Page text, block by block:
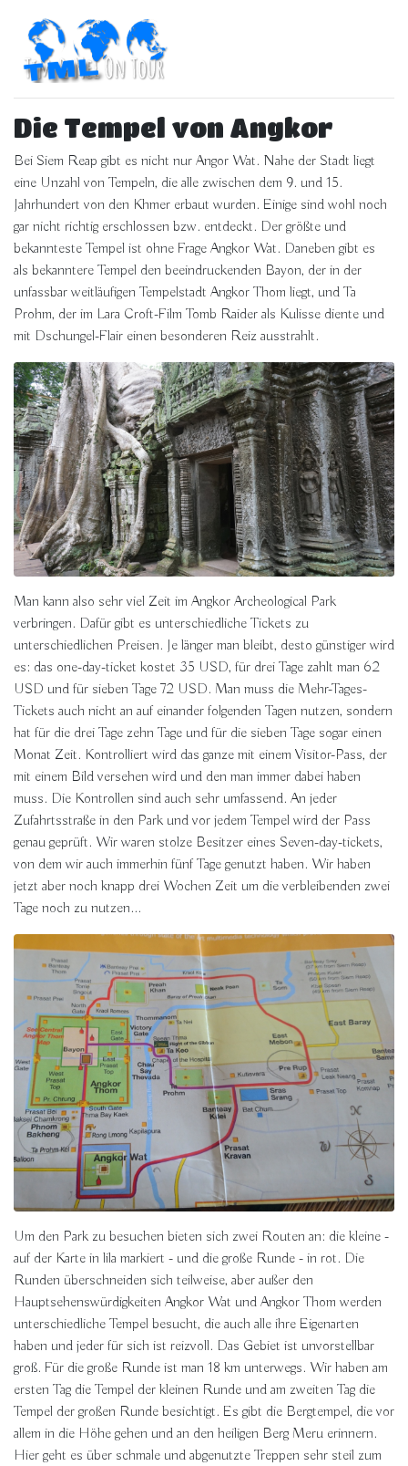
Die Tempel von Angkor
Bei Siem Reap gibt es nicht nur Angor Wat. Nahe der Stadt liegt
eine Unzahl von Tempeln, die alle zwischen dem 9. und 15.
Jahrhundert von den Khmer erbaut wurden. Einige sind wohl noch
gar nicht richtig erschlossen bzw. entdeckt. Der größte und
bekannteste Tempel ist ohne Frage Angkor Wat. Daneben gibt es
als bekanntere Tempel den beeindruckenden Bayon, der in der
unfassbar weitläufigen Tempelstadt Angkor Thom liegt, und Ta
Prohm, der im Lara Croft-Film Tomb Raider als Kulisse diente und
mit Dschungel-Flair einen besonderen Reiz ausstrahlt.
Man kann also sehr viel Zeit im Angkor Archeological Park
verbringen. Dafür gibt es unterschiedliche Tickets zu
unterschiedlichen Preisen. Je länger man bleibt, desto günstiger wird
es: das one-day-ticket kostet 35 USD, für drei Tage zahlt man 62
USD und für sieben Tage 72 USD. Man muss die Mehr-Tages-
Tickets auch nicht an auf einander folgenden Tagen nutzen, sondern
hat für die drei Tage zehn Tage und für die sieben Tage sogar einen
Monat Zeit. Kontrolliert wird das ganze mit einem Visitor-Pass, der
mit einem Bild versehen wird und den man immer dabei haben
muss. Die Kontrollen sind auch sehr umfassend. An jeder
Zufahrtsstraße in den Park und vor jedem Tempel wird der Pass
genau geprüft. Wir waren stolze Besitzer eines Seven-day-tickets,
von dem wir auch immerhin fünf Tage genutzt haben. Wir haben
jetzt aber noch knapp drei Wochen Zeit um die verbleibenden zwei
Tage noch zu nutzen...
Um den Park zu besuchen bieten sich zwei Routen an: die kleine -
auf der Karte in lila markiert - und die große Runde - in rot. Die
Runden überschneiden sich teilweise, aber außer den
Hauptsehenswürdigkeiten Angkor Wat und Angkor Thom werden
unterschiedliche Tempel besucht, die auch alle ihre Eigenarten
haben und jeder für sich ist reizvoll. Das Gebiet ist unvorstellbar
groß. Für die große Runde ist man 18 km unterwegs. Wir haben am
ersten Tag die Tempel der kleinen Runde und am zweiten Tag die
Tempel der großen Runde besichtigt. Es gibt die Bergtempel, die vor
allem in die Höhe gehen und an den heiligen Berg Meru erinnern.
Hier geht es über schmale und abgenutzte Treppen sehr steil zum